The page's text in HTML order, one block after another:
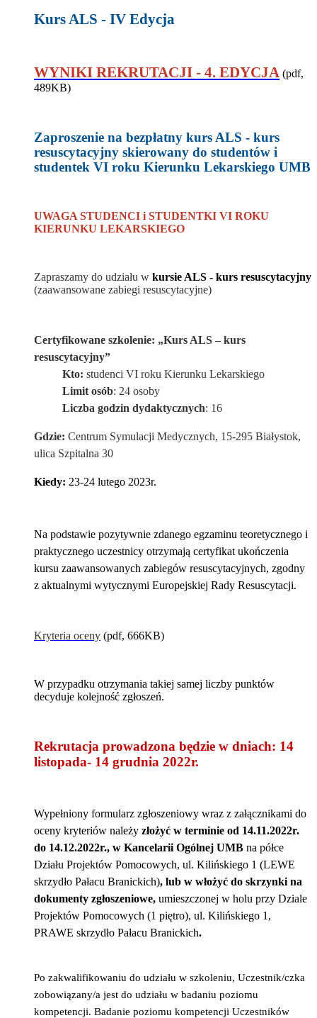
Kurs ALS - IV Edycja
WYNIKI REKRUTACJI - 4. EDYCJA (pdf,
489KB)
Zaproszenie na bezpłatny kurs ALS - kurs
resuscytacyjny skierowany do studentów i
studentek VI roku Kierunku Lekarskiego UMB
UWAGA STUDENCI i STUDENTKI VI ROKU
KIERUNKU LEKARSKIEGO
Zapraszamy do udziału w kursie ALS - kurs resuscytacyjny
(zaawansowane zabiegi resuscytacyjne)
Certyfikowane szkolenie: „Kurs ALS – kurs
resuscytacyjny”
Kto: studenci VI roku Kierunku Lekarskiego
Limit osób: 24 osoby
Liczba godzin dydaktycznych: 16
Gdzie: Centrum Symulacji Medycznych, 15-295 Białystok,
ulica Szpitalna 30
Kiedy: 23-24 lutego 2023r.
Na podstawie pozytywnie zdanego egzaminu teoretycznego i
praktycznego uczestnicy otrzymają certyfikat ukończenia
kursu zaawansowanych zabiegów resuscytacyjnych, zgodny
z aktualnymi wytycznymi Europejskiej Rady Resuscytacji.
Kryteria oceny (pdf, 666KB)
W przypadku otrzymania takiej samej liczby punktów
decyduje kolejność zgłoszeń.
Rekrutacja prowadzona będzie w dniach: 14
listopada- 14 grudnia 2022r.
Wypełniony formularz zgłoszeniowy wraz z załącznikami do
oceny kryteriów należy złożyć w terminie od 14.11.2022r.
do 14.12.2022r., w Kancelarii Ogólnej UMB na półce
Działu Projektów Pomocowych, ul. Kilińskiego 1 (LEWE
skrzydło Pałacu Branickich), lub w włożyć do skrzynki na
dokumenty zgłoszeniowe, umieszczonej w holu przy Dziale
Projektów Pomocowych (1 piętro), ul. Kilińskiego 1,
PRAWE skrzydło Pałacu Branickich.
Po zakwalifikowaniu do udziału w szkoleniu, Uczestnik/czka
zobowiązany/a jest do udziału w badaniu poziomu
kompetencji. Badanie poziomu kompetencji Uczestników